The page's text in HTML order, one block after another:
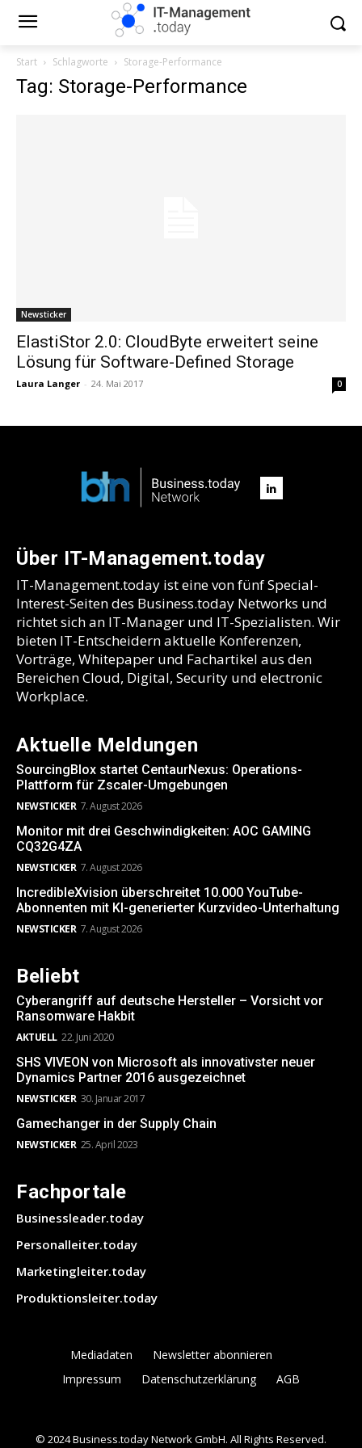
Start Schlagworte Storage-Performance
Tag: Storage-Performance
Newsticker
ElastiStor 2.0: CloudByte erweitert seine
Lösung für Software-Defined Storage
Laura Langer - 24. Mai 2017 0
Über IT-Management.today
IT-Management.today ist eine von fünf Special-
Interest-Seiten des Business.today Networks und
richtet sich an IT-Manager und IT-Spezialisten. Wir
bieten IT-Entscheidern aktuelle Konferenzen,
Vorträge, Whitepaper und Fachartikel aus den
Bereichen Cloud, Digital, Security und electronic
Workplace.
Aktuelle Meldungen
SourcingBlox startet CentaurNexus: Operations-
Plattform für Zscaler-Umgebungen
NEWSTICKER 7. August 2026
Monitor mit drei Geschwindigkeiten: AOC GAMING
CQ32G4ZA
NEWSTICKER 7. August 2026
IncredibleXvision überschreitet 10.000 YouTube-
Abonnenten mit KI-generierter Kurzvideo-Unterhaltung
NEWSTICKER 7. August 2026
Beliebt
Cyberangriff auf deutsche Hersteller – Vorsicht vor
Ransomware Hakbit
AKTUELL 22. Juni 2020
SHS VIVEON von Microsoft als innovativster neuer
Dynamics Partner 2016 ausgezeichnet
NEWSTICKER 30. Januar 2017
Gamechanger in der Supply Chain
NEWSTICKER 25. April 2023
Fachportale
Businessleader.today
Personalleiter.today
Marketingleiter.today
Produktionsleiter.today
Mediadaten
Newsletter abonnieren
Impressum
Datenschutzerklärung AGB
© 2024 Business.today Network GmbH. All Rights Reserved.